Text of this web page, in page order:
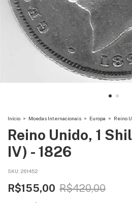
Início > Moedas Internacionais > Europa > Reino
Reino Unido, 1
IV) - 1826
SKU: 261452
R$155,00 R$420,00